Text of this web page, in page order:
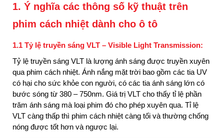
1. Ý nghĩa các thông số kỹ thuật trên
phim cách nhiệt dành cho ô tô
1.1 Tỷ lệ truyền sáng VLT – Visible Light Transmission:
Tỷ lệ truyền sáng VLT là lượng ánh sáng được truyền xuyên
qua phim cách nhiệt. Ánh nắng mặt trời bao gồm các tia UV
có hại cho sức khỏe con người, có các tia ánh sáng lớn có
bước sóng từ 380 – 750nm. Giá trị VLT cho thấy tỉ lệ phần
trăm ánh sáng mà loại phim đó cho phép xuyên qua. Tỉ lệ
VLT càng thấp thì phim cách nhiệt càng tối và thường chống
nóng được tốt hơn và ngược lại.